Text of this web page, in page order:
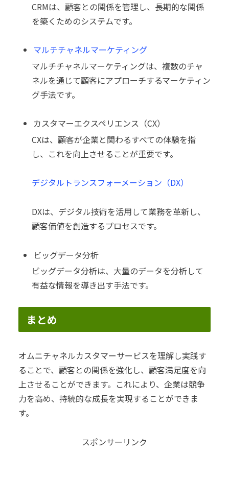
CRMは、顧客との関係を管理し、長期的な関係
を築くためのシステムです。
マルチチャネルマーケティング
マルチチャネルマーケティングは、複数のチャ
ネルを通じて顧客にアプローチするマーケティン
グ手法です。
カスタマーエクスペリエンス（CX）
CXは、顧客が企業と関わるすべての体験を指
し、これを向上させることが重要です。
デジタルトランスフォーメーション（DX）
DXは、デジタル技術を活用して業務を革新し、
顧客価値を創造するプロセスです。
ビッグデータ分析
ビッグデータ分析は、大量のデータを分析して
有益な情報を導き出す手法です。
まとめ
オムニチャネルカスタマーサービスを理解し実践す
ることで、顧客との関係を強化し、顧客満足度を向
上させることができます。これにより、企業は競争
力を高め、持続的な成長を実現することができま
す。
スポンサーリンク